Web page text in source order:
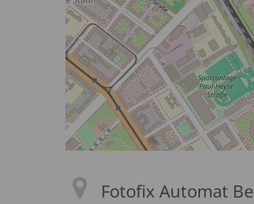
Fotofix Automat